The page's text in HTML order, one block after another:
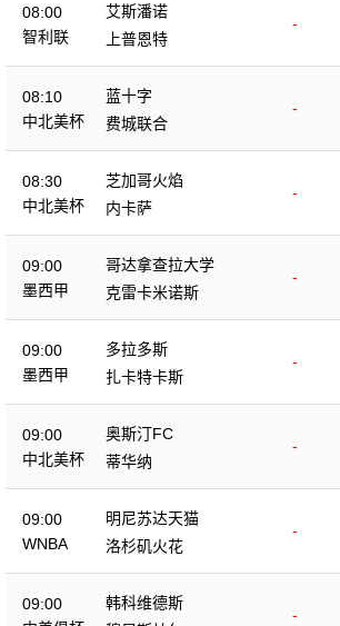
08:00
智利联
艾斯潘诺
-
上普恩特
08:10
中北美杯
蓝十字
-
费城联合
08:30
中北美杯
芝加哥火焰
-
内卡萨
09:00
墨西甲
哥达拿查拉大学
-
克雷卡米诺斯
09:00
墨西甲
多拉多斯
-
扎卡特卡斯
09:00
中北美杯
奥斯汀FC
-
蒂华纳
09:00
WNBA
明尼苏达天猫
-
洛杉矶火花
09:00
韩科维德斯
-